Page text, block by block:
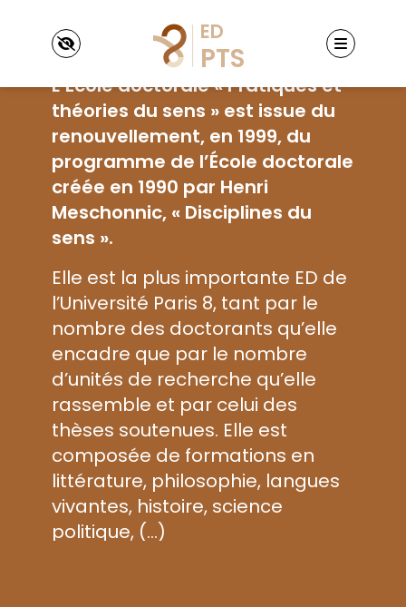
PTS
Présentation de l’École doctorale
Conseil et bureau de l’ED
Textes de référence
Inscription
Admission et inscription en 1ère année
Réinscription
Co-direction
Cotutelle internationale
Césure
Abandonner la thèse
Thèse sur travaux
Thèse - VAE
Thèse - VAPP
Formation & vie scientifique
Formations de l’ED
Publications des doctoriales
Autres séminaires et événements
scientifiques
Formations proposées par le SCUIO-IP et la
COED
Thèses & HDR
Soutenance de thèse
Procédure de reprographie des thèses
Label Européen
Thèses soutenues
Procédure d’HDR
Financements
Aides financières de l’école doctorale
CIFRE
Contrats doctoraux
Postdoc
Aides à la recherche doctorale
Guide du financement de doctorat
Prix de thèse
Doctorants
Représentant-e-s des doctorant-e-s
Rentrée de l’ED
L’École doctorale « Pratiques et
théories du sens » est issue du
renouvellement, en 1999, du
programme de l’École doctorale
créée en 1990 par Henri
Meschonnic, « Disciplines du
sens ».
Elle est la plus importante ED de
l’Université Paris 8, tant par le
nombre des doctorants qu’elle
encadre que par le nombre
d’unités de recherche qu’elle
rassemble et par celui des
thèses soutenues. Elle est
composée de formations en
littérature, philosophie, langues
vivantes, histoire, science
politique, (…)